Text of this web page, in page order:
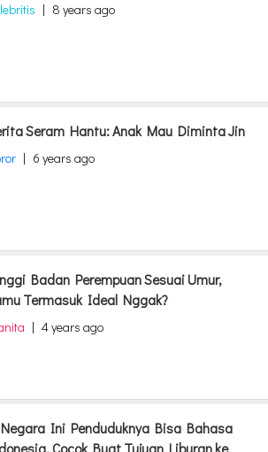
| 8 years ago
Seram Hantu: Anak Mau Diminta Jin
| 6 years ago
Badan Perempuan Sesuai Umur,
Termasuk Ideal Nggak?
| 4 years ago
Ini Penduduknya Bisa Bahasa